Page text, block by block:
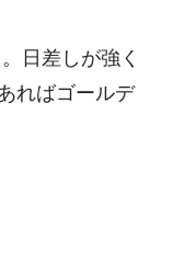
日差しが強く
ればゴールデ